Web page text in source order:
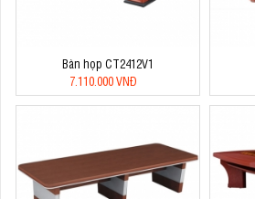
Bàn họp CT2412V1
7.110.000 VNĐ